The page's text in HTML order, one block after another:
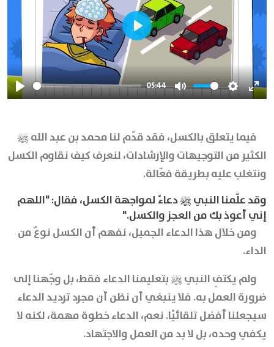
Play
05:44
Mute Settings
Play
فيما يتعلق بالكسل، فقد قدّم لنا محمد بن عبد الله ﷺ
الكثير من التوجيهات والإرشادات، لنعرف كيف نقاوم الكسل
ونتغلب عليه بطريقة فعّالة.
وقد علّمنا النبي ﷺ دعاءً لمواجهة الكسل، فقال: "اللهم
إني أعوذ بك من العجز والكسل."
ومن خلال هذا الدعاء الجميل، نفهم أن الكسل نوعٌ من
الداء.
ولم يكتفِ النبي ﷺ بتعليمنا الدعاء فقط، بل وجّهنا إلى
ضرورة العمل به. فلا ينبغي أن نظن أن مجرد ترديد الدعاء
سيجعلنا أفضل تلقائيًا. نعم، الدعاء خطوة مهمة، لكنه لا
يكفي وحده، بل لا بد من العمل والاجتهاد.